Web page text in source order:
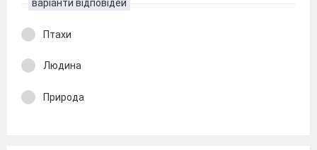
варіанти відповідей
Птахи
Людина
Природа